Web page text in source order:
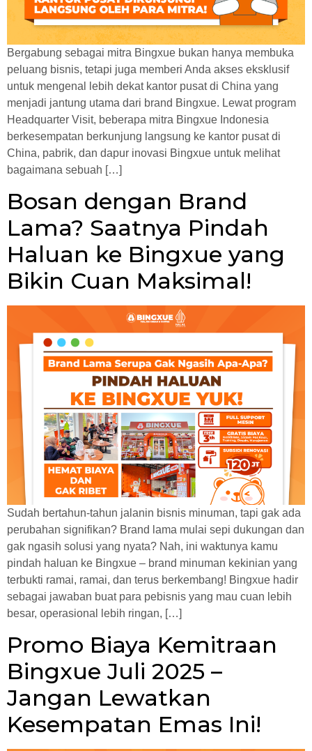
Bergabung sebagai mitra Bingxue bukan hanya membuka
peluang bisnis, tetapi juga memberi Anda akses eksklusif
untuk mengenal lebih dekat kantor pusat di China yang
menjadi jantung utama dari brand Bingxue. Lewat program
Headquarter Visit, beberapa mitra Bingxue Indonesia
berkesempatan berkunjung langsung ke kantor pusat di
China, pabrik, dan dapur inovasi Bingxue untuk melihat
bagaimana sebuah […]
Bosan dengan Brand
Lama? Saatnya Pindah
Haluan ke Bingxue yang
Bikin Cuan Maksimal!
Sudah bertahun-tahun jalanin bisnis minuman, tapi gak ada
perubahan signifikan? Brand lama mulai sepi dukungan dan
gak ngasih solusi yang nyata? Nah, ini waktunya kamu
pindah haluan ke Bingxue – brand minuman kekinian yang
terbukti ramai, ramai, dan terus berkembang! Bingxue hadir
sebagai jawaban buat para pebisnis yang mau cuan lebih
besar, operasional lebih ringan, […]
Promo Biaya Kemitraan
Bingxue Juli 2025 –
Jangan Lewatkan
Kesempatan Emas Ini!